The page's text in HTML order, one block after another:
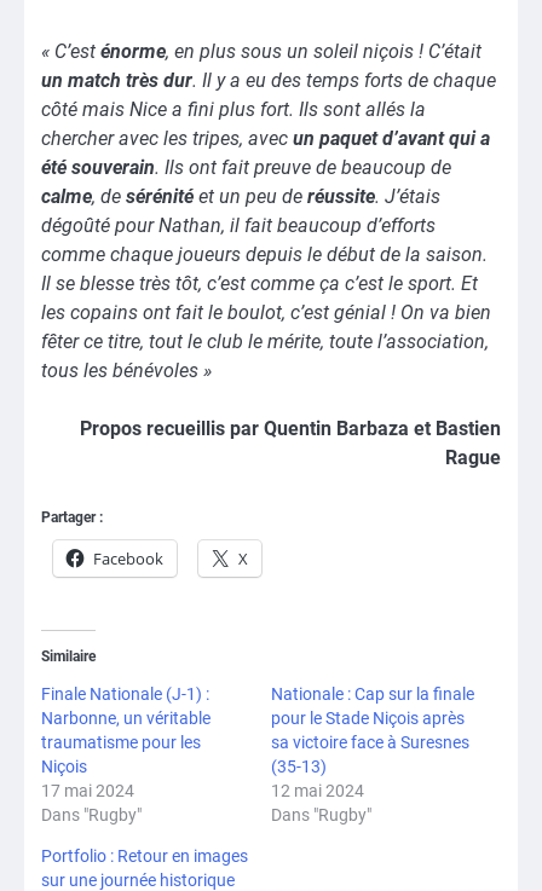
« C’est énorme, en plus sous un soleil niçois ! C’était
un match très dur. Il y a eu des temps forts de chaque
côté mais Nice a fini plus fort. Ils sont allés la
chercher avec les tripes, avec un paquet d’avant qui a
été souverain. Ils ont fait preuve de beaucoup de
calme, de sérénité et un peu de réussite. J’étais
dégoûté pour Nathan, il fait beaucoup d’efforts
comme chaque joueurs depuis le début de la saison.
Il se blesse très tôt, c’est comme ça c’est le sport. Et
les copains ont fait le boulot, c’est génial ! On va bien
fêter ce titre, tout le club le mérite, toute l’association,
tous les bénévoles »
Propos recueillis par Quentin Barbaza et Bastien
Rague
Partager :
Facebook X
Similaire
Finale Nationale (J-1) :
Narbonne, un véritable
traumatisme pour les
Niçois
17 mai 2024
Dans "Rugby"
Nationale : Cap sur la finale
pour le Stade Niçois après
sa victoire face à Suresnes
(35-13)
12 mai 2024
Dans "Rugby"
Portfolio : Retour en images
sur une journée historique